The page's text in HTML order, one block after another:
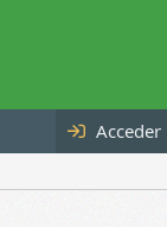
Acceder